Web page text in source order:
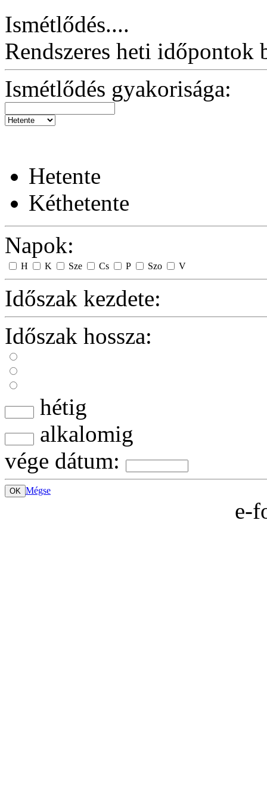
Ismétlődés....
Rendszeres heti időpontok
Ismétlődés gyakorisága:
Hetente
Kéthetente
Napok:
H K Sze Cs P Szo V
Időszak kezdete:
Időszak hossza:
hétig
alkalomig
vége dátum:
OK Mégse
e-